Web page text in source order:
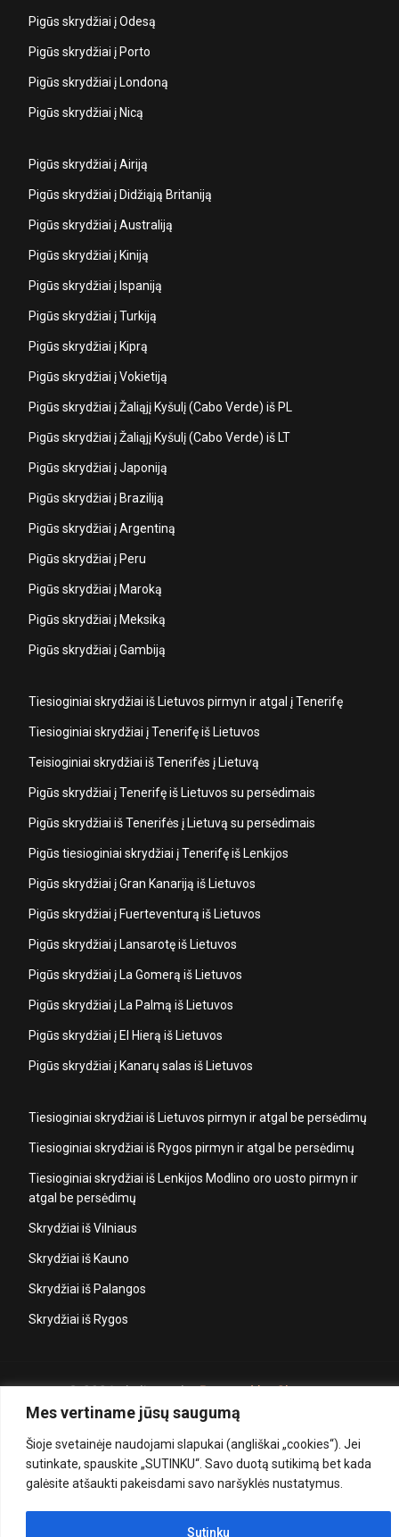
Mes vertiname jūsų saugumą
Šioje svetainėje naudojami slapukai (angliškai „cookies“). Jei
sutinkate, spauskite „SUTINKU“. Savo duotą sutikimą bet kada
galėsite atšaukti pakeisdami savo naršyklės nustatymus.
Sutinku
Pigūs skrydžiai į Odesą
Pigūs skrydžiai į Porto
Pigūs skrydžiai į Londoną
Pigūs skrydžiai į Nicą
Pigūs skrydžiai į Airiją
Pigūs skrydžiai į Didžiąją Britaniją
Pigūs skrydžiai į Australiją
Pigūs skrydžiai į Kiniją
Pigūs skrydžiai į Ispaniją
Pigūs skrydžiai į Turkiją
Pigūs skrydžiai į Kiprą
Pigūs skrydžiai į Vokietiją
Pigūs skrydžiai į Žaliąjį Kyšulį (Cabo Verde) iš PL
Pigūs skrydžiai į Žaliąjį Kyšulį (Cabo Verde) iš LT
Pigūs skrydžiai į Japoniją
Pigūs skrydžiai į Braziliją
Pigūs skrydžiai į Argentiną
Pigūs skrydžiai į Peru
Pigūs skrydžiai į Maroką
Pigūs skrydžiai į Meksiką
Pigūs skrydžiai į Gambiją
Tiesioginiai skrydžiai iš Lietuvos pirmyn ir atgal į Tenerifę
Tiesioginiai skrydžiai į Tenerifę iš Lietuvos
Teisioginiai skrydžiai iš Tenerifės į Lietuvą
Pigūs skrydžiai į Tenerifę iš Lietuvos su persėdimais
Pigūs skrydžiai iš Tenerifės į Lietuvą su persėdimais
Pigūs tiesioginiai skrydžiai į Tenerifę iš Lenkijos
Pigūs skrydžiai į Gran Kanariją iš Lietuvos
Pigūs skrydžiai į Fuerteventurą iš Lietuvos
Pigūs skrydžiai į Lansarotę iš Lietuvos
Pigūs skrydžiai į La Gomerą iš Lietuvos
Pigūs skrydžiai į La Palmą iš Lietuvos
Pigūs skrydžiai į El Hierą iš Lietuvos
Pigūs skrydžiai į Kanarų salas iš Lietuvos
Tiesioginiai skrydžiai iš Lietuvos pirmyn ir atgal be persėdimų
Tiesioginiai skrydžiai iš Rygos pirmyn ir atgal be persėdimų
Tiesioginiai skrydžiai iš Lenkijos Modlino oro uosto pirmyn ir
atgal be persėdimų
Skrydžiai iš Vilniaus
Skrydžiai iš Kauno
Skrydžiai iš Palangos
Skrydžiai iš Rygos
© 2026 ekeliones.lt- Powered by Cleanews